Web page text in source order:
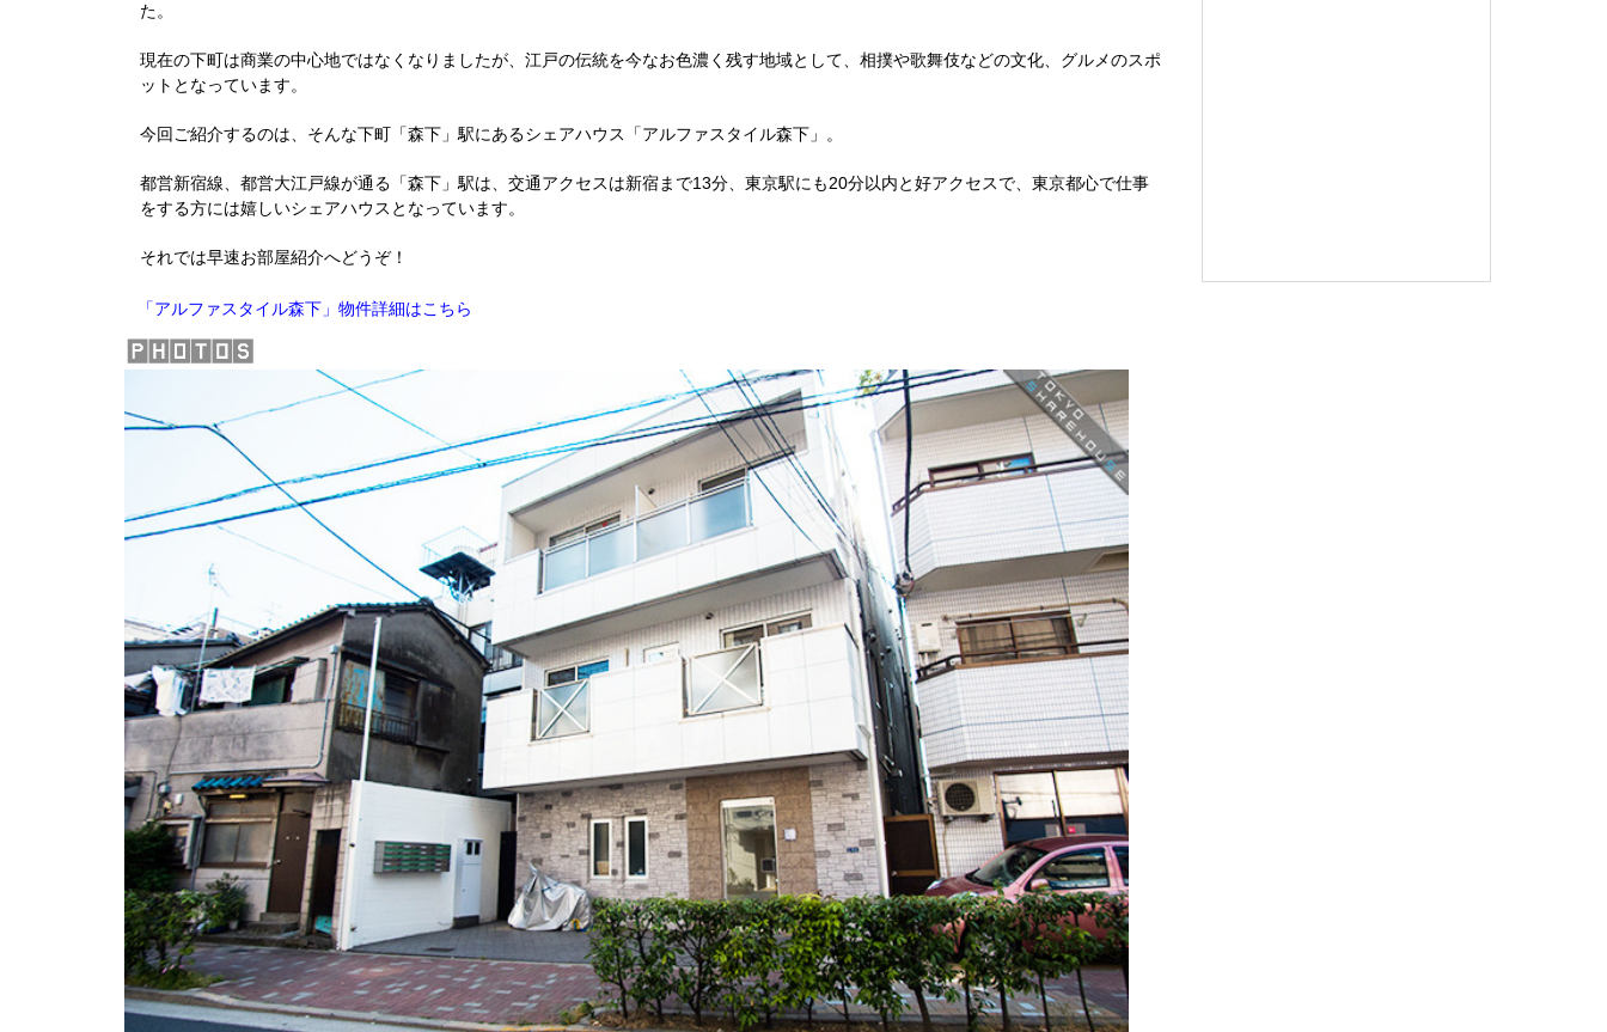
た。
現在の下町は商業の中心地ではなくなりましたが、江戸の伝統を今なお色濃く残す地域として、相撲や歌舞伎などの文化、グルメのスポ
ットとなっています。
今回ご紹介するのは、そんな下町「森下」駅にあるシェアハウス「アルファスタイル森下」。
都営新宿線、都営大江戸線が通る「森下」駅は、交通アクセスは新宿まで13分、東京駅にも20分以内と好アクセスで、東京都心で仕事
をする方には嬉しいシェアハウスとなっています。
それでは早速お部屋紹介へどうぞ！
「アルファスタイル森下」 物件詳細はこちら